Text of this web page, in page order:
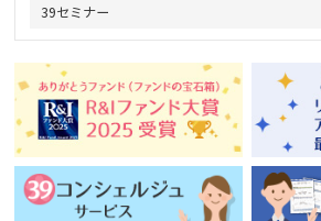
39セミナー